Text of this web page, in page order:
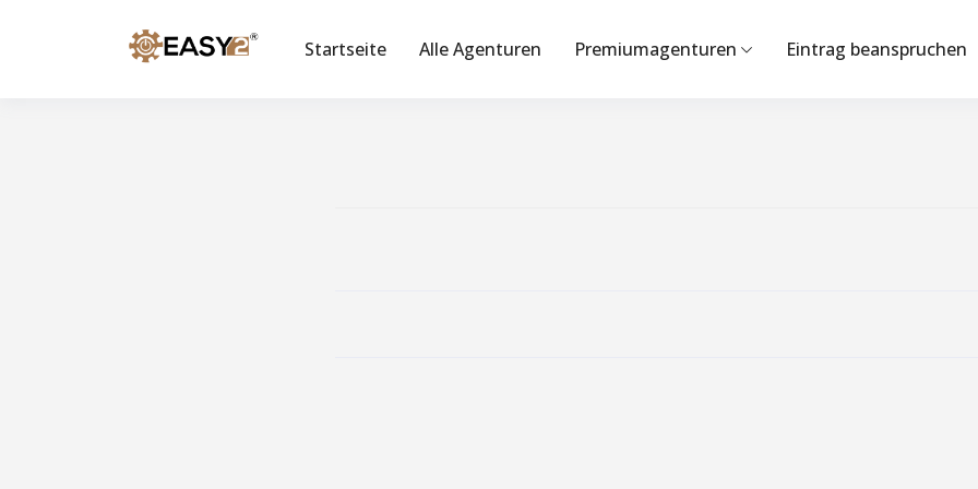
Startseite Alle Agenturen Premiumagenturen Eintrag beanspruchen